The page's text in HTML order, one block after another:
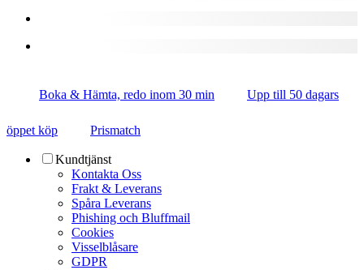
Boka & Hämta, redo inom 30 min Upp till 50 dagars
öppet köp Prismatch
Kundtjänst
Kontakta Oss
Frakt & Leverans
Spåra Leverans
Phishing och Bluffmail
Cookies
Visselblåsare
GDPR